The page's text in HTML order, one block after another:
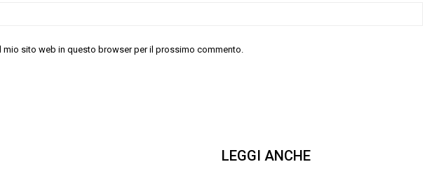
mio sito web in questo browser per il prossimo commento.
LEGGI ANCHE